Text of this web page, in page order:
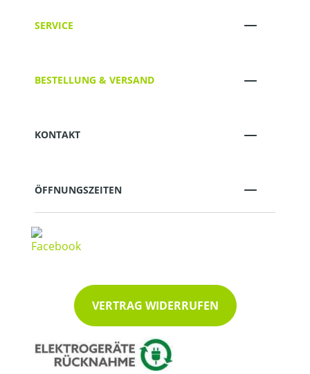
SERVICE
BESTELLUNG & VERSAND
KONTAKT
ÖFFNUNGSZEITEN
VERTRAG WIDERRUFEN